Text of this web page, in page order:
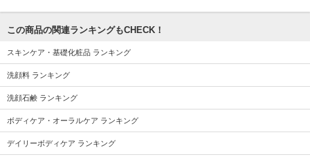
この商品の関連ランキングもCHECK！
スキンケア・基礎化粧品 ランキング
洗顔料 ランキング
洗顔石鹸 ランキング
ボディケア・オーラルケア ランキング
デイリーボディケア ランキング